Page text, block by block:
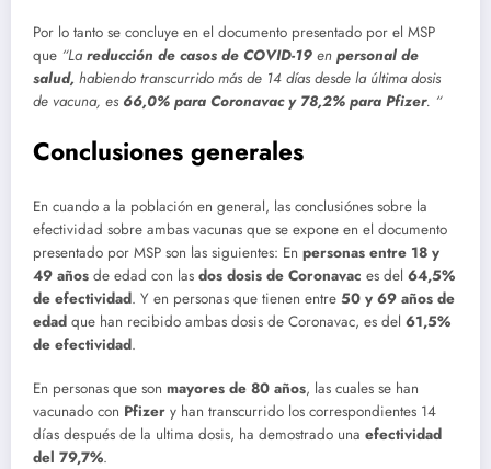
Por lo tanto se concluye en el documento presentado por el MSP
que “Lareducción de casos de COVID-19 en personal de
salud, habiendo transcurrido más de 14 días desde la última dosis
de vacuna, es 66,0% para Coronavac y 78,2% para Pfizer. “
Conclusiones generales
En cuando a la población en general, las conclusiónes sobre la
efectividad sobre ambas vacunas que se expone en el documento
presentado por MSP son las siguientes: En personas entre 18 y
49 años de edad con las dos dosis de Coronavac es del 64,5%
de efectividad. Y en personas que tienen entre 50 y 69 años de
edad que han recibido ambas dosis de Coronavac, es del 61,5%
de efectividad.
En personas que son mayores de 80 años, las cuales se han
vacunado con Pfizer y han transcurrido los correspondientes 14
días después de la ultima dosis, ha demostrado una efectividad
del 79,7%.